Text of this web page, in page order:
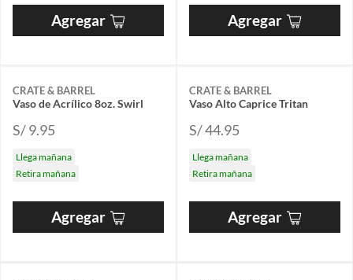
Agregar Agregar
CRATE & BARREL
Vaso de Acrílico 8oz. Swirl
S/ 9.95
Llega mañana
Retira mañana
Agregar
CRATE & BARREL
Vaso Alto Caprice Tritan
S/ 44.95
Llega mañana
Retira mañana
Agregar